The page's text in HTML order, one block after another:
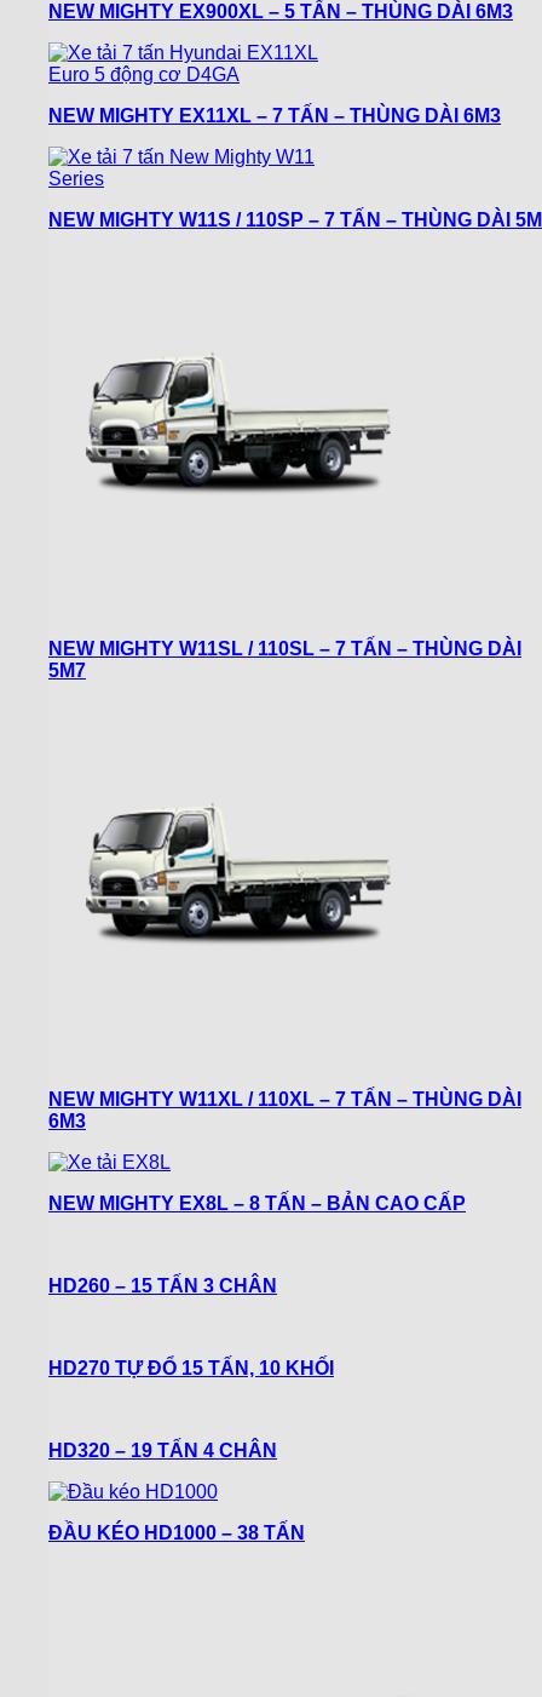
NEW MIGHTY EX900XL – 5 TẤN – THÙNG DÀI 6M3
NEW MIGHTY EX11XL – 7 TẤN – THÙNG DÀI 6M3
NEW MIGHTY W11S / 110SP – 7 TẤN – THÙNG DÀI 5M
NEW MIGHTY W11SL / 110SL – 7 TẤN – THÙNG DÀI
5M7
NEW MIGHTY W11XL / 110XL – 7 TẤN – THÙNG DÀI
6M3
NEW MIGHTY EX8L – 8 TẤN – BẢN CAO CẤP
HD260 – 15 TẤN 3 CHÂN
HD270 TỰ ĐỔ 15 TẤN, 10 KHỐI
HD320 – 19 TẤN 4 CHÂN
ĐẦU KÉO HD1000 – 38 TẤN